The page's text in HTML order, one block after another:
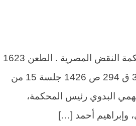
احالة المتهم الحدث الى محكمة الجنايات – حكم محكمة النقض المصرية . الطعن 1623
لسنة 39 ق جلسة 15 / 12 / 1969 مكتب فني 20 ج 3 ق 294 ص 1426 جلسة 15 من
حسن فهمي البدوي رئيس المحكمة،
وإبراهيم أحمد […]